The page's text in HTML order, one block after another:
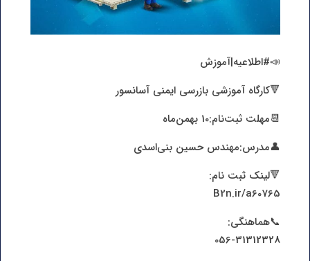
📣#اطلاعیه|آموزش
🔻کارگاه آموزشی بازرسی ایمنی آسانسور
📆مهلت ثبت‌نام:10 بهمن‌ماه
👤مدرس:مهندس حسین بنی‌اسدی
🔻لینک ثبت نام:
B2n.ir/a60765
📞هماهنگی:
056-31312328